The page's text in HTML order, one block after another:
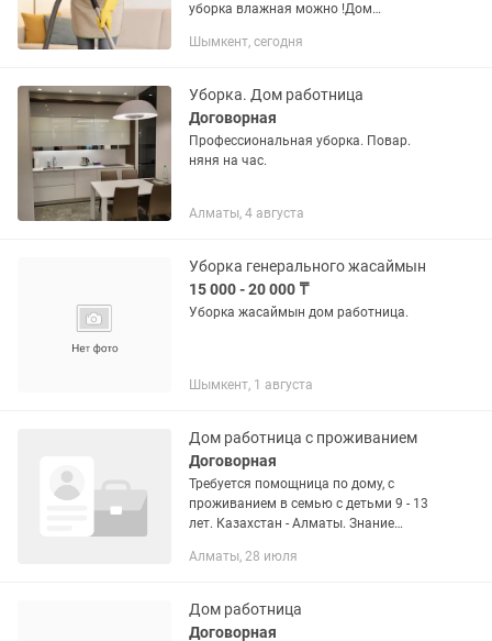
уборка влажная можно !Дом
убираться дома можем договориться
Шымкент, сегодня
Уборка. Дом работница
Договорная
Профессиональная уборка. Повар.
няня на час.
Алматы, 4 августа
Уборка генерального жасаймын
15 000 - 20 000 ₸
Уборка жасаймын дом работница.
Шымкент, 1 августа
Дом работница с проживанием
Договорная
Требуется помощница по дому, с
проживанием в семью с детьми 9 - 13
лет. Казахстан - Алматы. Знание
работы 1 - 3 года. График работы 6/1
Алматы, 28 июля
Дом работница
Договорная